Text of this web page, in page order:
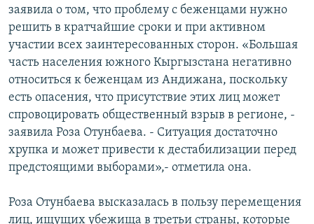
заявила о том, что проблему с беженцами нужно
решить в кратчайшие сроки и при активном
участии всех заинтересованных сторон. «Большая
часть населения южного Кыргызстана негативно
относиться к беженцам из Андижана, поскольку
есть опасения, что присутствие этих лиц может
спровоцировать общественный взрыв в регионе, -
заявила Роза Отунбаева. - Ситуация достаточно
хрупка и может привести к дестабилизации перед
предстоящими выборами»,- отметила она.
Роза Отунбаева высказалась в пользу перемещения
лиц, ищущих убежища в третьи страны, которые